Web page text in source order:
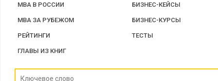
MBA В РОССИИ
MBA ЗА РУБЕЖОМ
РЕЙТИНГИ
ГЛАВЫ ИЗ КНИГ
БИЗНЕС-КЕЙСЫ
БИЗНЕС-КУРСЫ
ТЕСТЫ